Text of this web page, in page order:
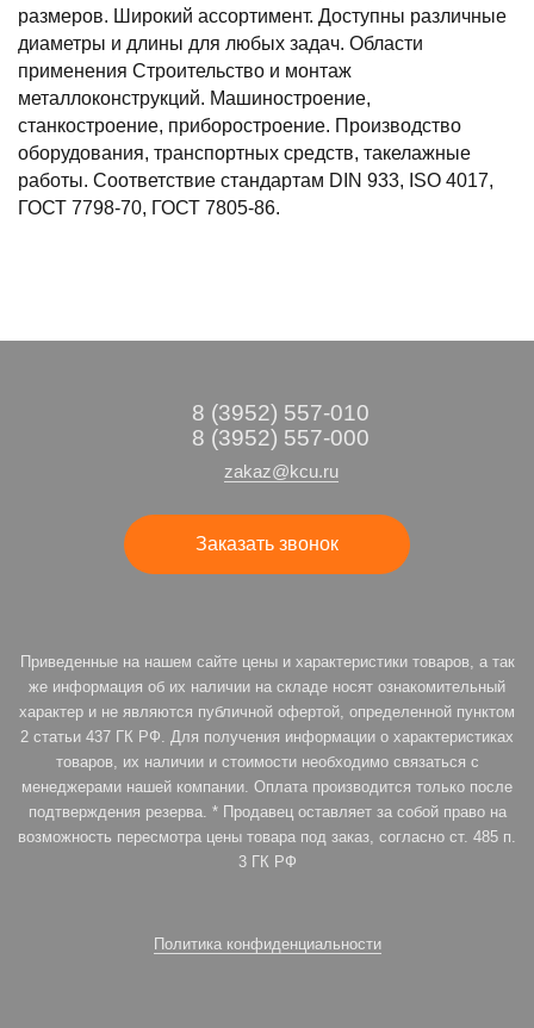
размеров. Широкий ассортимент. Доступны различные
диаметры и длины для любых задач. Области
применения Строительство и монтаж
металлоконструкций. Машиностроение,
станкостроение, приборостроение. Производство
оборудования, транспортных средств, такелажные
работы. Соответствие стандартам DIN 933, ISO 4017,
ГОСТ 7798-70, ГОСТ 7805-86.
8 (3952) 557-010
8 (3952) 557-000
zakaz@kcu.ru
Заказать звонок
Приведенные на нашем сайте цены и характеристики товаров, а так
же информация об их наличии на складе носят ознакомительный
характер и не являются публичной офертой, определенной пунктом
2 статьи 437 ГК РФ. Для получения информации о характеристиках
товаров, их наличии и стоимости необходимо связаться с
менеджерами нашей компании. Оплата производится только после
подтверждения резерва. * Продавец оставляет за собой право на
возможность пересмотра цены товара под заказ, согласно ст. 485 п.
3 ГК РФ
Политика конфиденциальности